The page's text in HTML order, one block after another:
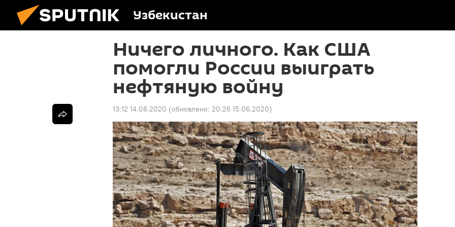
Узбекистан
Ничего личного. Как США
помогли России выиграть
нефтяную войну
13:12 14.06.2020 (обновлено: 20:26 15.06.2020)